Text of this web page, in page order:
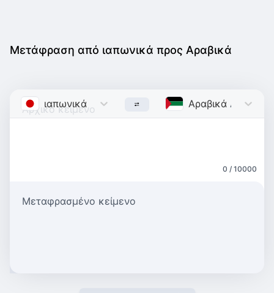
Μετάφραση από ιαπωνικά προς Αραβικά
ιαπωνικά Japanese Αραβικά Arabic
0 / 10000
Μεταφρασμένο κείμενο